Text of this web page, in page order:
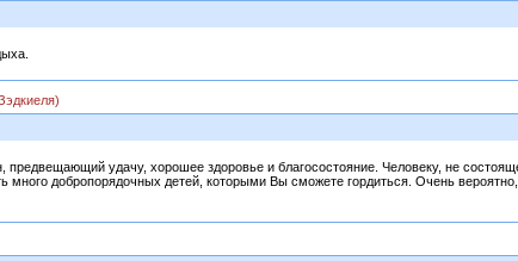
удачу, хорошее здоровье и благосостояние. Человеку, не
много добропорядочных детей, которыми Вы сможете гордиться. Очень